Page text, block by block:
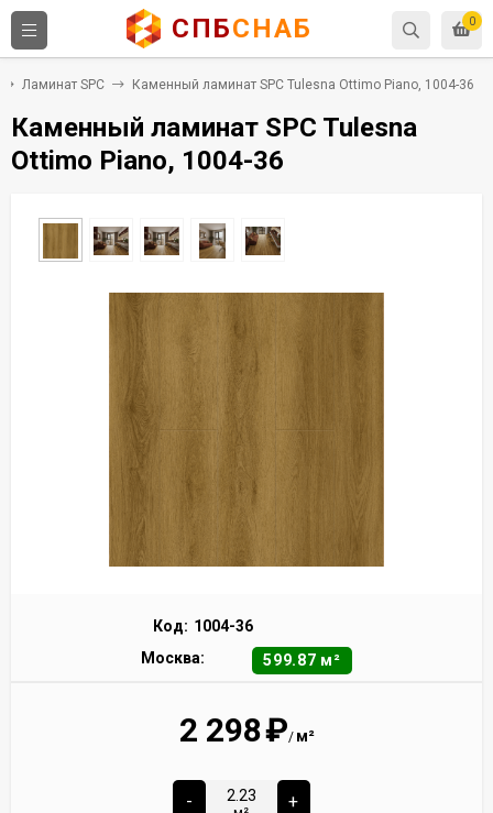
0
СПБСНАБ
Ламинат SPC Каменный ламинат SPC Tulesna Ottimo Piano, 1004-36
Каменный ламинат SPC Tulesna
Ottimo Piano, 1004-36
Код: 1004-36
Москва:
599.87 м²
2 298₽/ м²
- +